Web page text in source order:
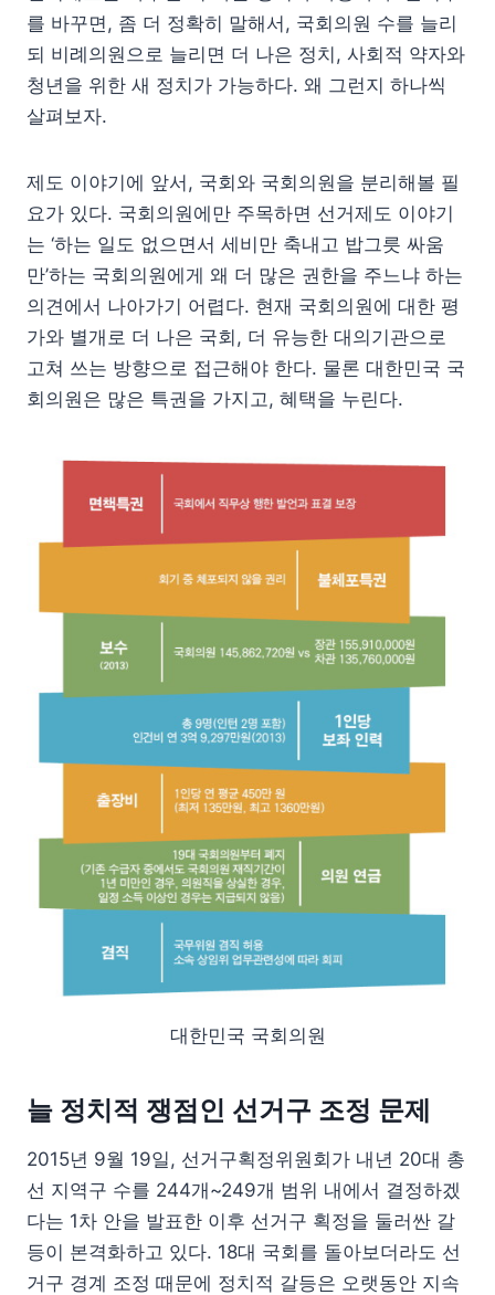
를 바꾸면, 좀 더 정확히 말해서, 국회의원 수를 늘리
되 비례의원으로 늘리면 더 나은 정치, 사회적 약자와
청년을 위한 새 정치가 가능하다. 왜 그런지 하나씩
살펴보자.
제도 이야기에 앞서, 국회와 국회의원을 분리해볼 필
요가 있다. 국회의원에만 주목하면 선거제도 이야기
는 ‘하는 일도 없으면서 세비만 축내고 밥그릇 싸움
만’하는 국회의원에게 왜 더 많은 권한을 주느냐 하는
의견에서 나아가기 어렵다. 현재 국회의원에 대한 평
가와 별개로 더 나은 국회, 더 유능한 대의기관으로
고쳐 쓰는 방향으로 접근해야 한다. 물론 대한민국 국
회의원은 많은 특권을 가지고, 혜택을 누린다.
대한민국 국회의원
늘 정치적 쟁점인 선거구 조정 문제
2015년 9월 19일, 선거구획정위원회가 내년 20대 총
선 지역구 수를 244개~249개 범위 내에서 결정하겠
다는 1차 안을 발표한 이후 선거구 획정을 둘러싼 갈
등이 본격화하고 있다. 18대 국회를 돌아보더라도 선
거구 경계 조정 때문에 정치적 갈등은 오랫동안 지속